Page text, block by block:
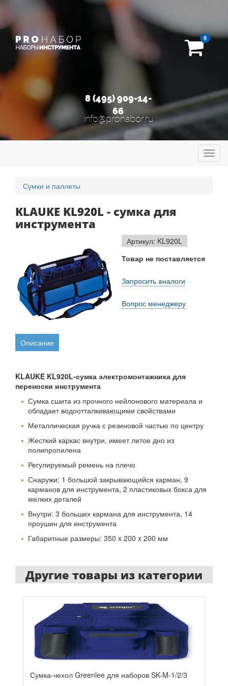
8 (495) 909-14-
66
info@pronabor.ru
0
Сумки и паллеты
KLAUKE KL920L - сумка для
инструмента
Артикул: KL920L
Товар не поставляется
Запросить аналоги
Вопрос менеджеру
Описание
KLAUKE KL920L-сумка электромонтажника для
переноски инструмента
Сумка сшита из прочного нейлонового материала и
обладает водоотталкивающими свойствами
Металлическая ручка с резиновой частью по центру
Жесткий каркас внутри, имеет литое дно из
полипропилена
Регулируемый ремень на плечо
Снаружи: 1 большой закрывающийся карман, 9
карманов для инструмента, 2 пластиковых бокса для
мелких деталей
Внутри: 3 больших кармана для инструмента, 14
проушин для инструмента
Габаритные размеры: 350 x 200 x 200 мм
Другие товары из категории
Сумка-чехол Greenlee для наборов SK-M-1/2/3